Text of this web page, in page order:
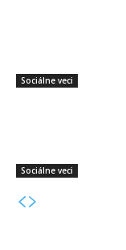
Sociálne veci
Sociálne veci